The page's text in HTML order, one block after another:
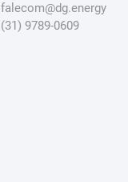
falecom@dg.energy
(31) 9789-0609